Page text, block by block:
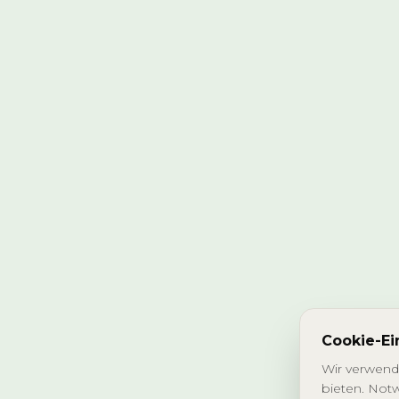
Cookie-
Wir
bieten.